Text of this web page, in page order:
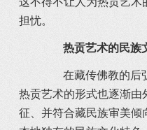
担忧。
热贡艺术的民族
在藏传佛教的后弘
热贡艺术的形式也逐渐由
征、并符合藏民族审美倾